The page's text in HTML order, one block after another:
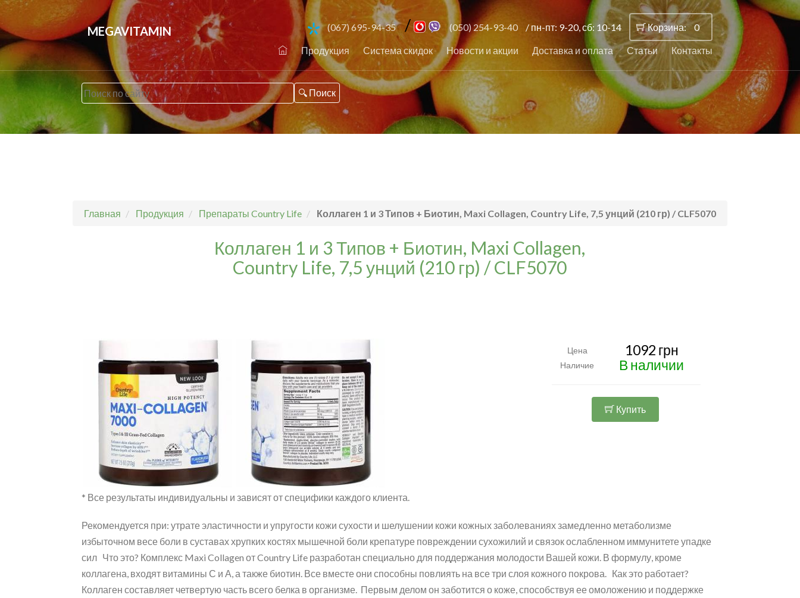
MEGAVITAMIN (067) 695-94-35 / (050) 254-93-40 / пн-пт: 9-20, сб: 10-14 Корзина: 0
Продукция Система скидок Новости и акции Доставка и оплата Статьи Контакты
Главная Продукция Препараты Country Life Коллаген 1 и 3 Типов + Биотин, Maxi Collagen, Country Life, 7,5 унций (210 гр) / CLF5070
Коллаген 1 и 3 Типов + Биотин, Maxi Collagen,
Country Life, 7,5 унций (210 гр) / CLF5070
Цена 1092 грн
Наличие В наличии
Купить
* Все результаты индивидуальны и зависят от специфики каждого клиента.
Рекомендуется при: утрате эластичности и упругости кожи сухости и шелушении кожи кожных заболеваниях замедленно метаболизме
избыточном весе боли в суставах хрупких костях мышечной боли крепатуре повреждении сухожилий и связок ослабленном иммунитете упадке
сил Что это? Комплекс Maxi Collagen от Country Life разработан специально для поддержания молодости Вашей кожи. В формулу, кроме
коллагена, входят витамины С и А, а также биотин. Все вместе они способны повлиять на все три слоя кожного покрова. Как это работает?
Коллаген составляет четвертую часть всего белка в организме. Первым делом он заботится о коже, способствуя ее омоложению и поддержке